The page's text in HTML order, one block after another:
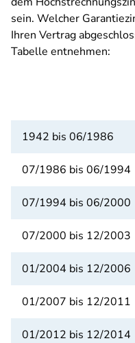
sein. Welcher
Ihren Vertrag
Tabelle entnehmen:
1942 bis 06/1986
07/1986 bis 06/1994
07/1994 bis 06/2000
07/2000 bis 12/2003
01/2004 bis 12/2006
01/2007 bis 12/2011
01/2012 bis 12/2014